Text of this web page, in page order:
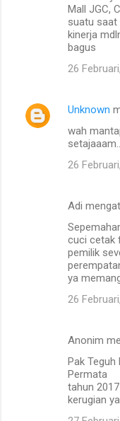
r
Mall JGC,
suatu saat
kinerja
bagus
26
Unknown
wah
26
Adi
cuci cetak
pemilik
ya
26
Anonim
Pak Teguh
Permata
tahun
kerugian